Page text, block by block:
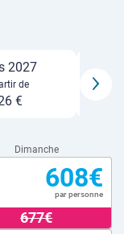
2027
de
€
Dimanche
608€
par personne
677€